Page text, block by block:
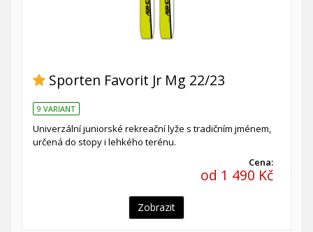
Sporten Favorit Jr Mg 22/23
9 VARIANT
Univerzální juniorské rekreační lyže s tradičním jménem,
určená do stopy i lehkého terénu.
Cena:
od 1 490 Kč
Zobrazit